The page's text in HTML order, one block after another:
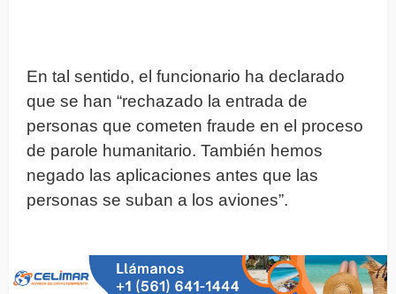
En tal sentido, el funcionario ha declarado
que se han “rechazado la entrada de
personas que cometen fraude en el proceso
de parole humanitario. También hemos
negado las aplicaciones antes que las
personas se suban a los aviones”.